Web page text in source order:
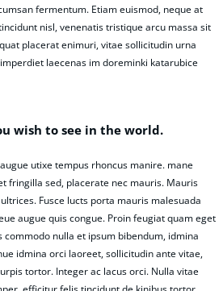
fermentum. Etiam euismod, neque at
nisl, venenatis tristique arcu massa sit
placerat enimuri, vitae sollicitudin urna
laecenas im doreminki katarubice
wish to see in the world.
utixe tempus rhoncus manire. mane
fringilla sed, placerate nec mauris. Mauris
Fusce lucts porta mauris malesuada
augue quis congue. Proin feugiat quam eget
nulla et ipsum bibendum, idmina
idmina orci laoreet, sollicitudin ante vitae,
tortor. Integer ac lacus orci. Nulla vitae